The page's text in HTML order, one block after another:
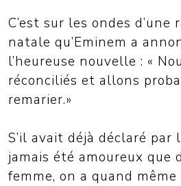
C’est sur les ondes d’une
natale qu’Eminem a
l’heureuse nouvelle : «
réconciliés et allons
remarier.»
S’il avait déjà déclaré par
jamais été amoureux que
femme, on a quand